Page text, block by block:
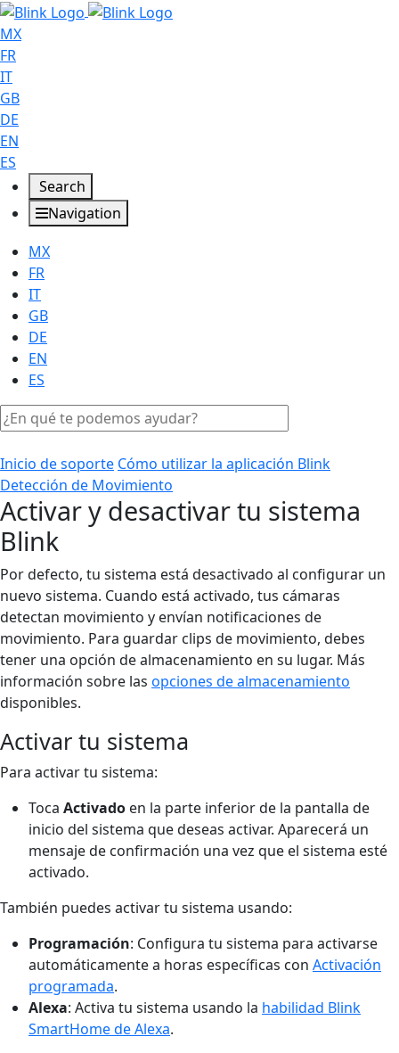
MX
FR
IT
GB
DE
EN
ES
Search
Navigation
MX
FR
IT
GB
DE
EN
ES
Inicio de soporte Cómo utilizar la aplicación Blink
Detección de Movimiento
Activar y desactivar tu sistema
Blink
Por defecto, tu sistema está desactivado al configurar un
nuevo sistema. Cuando está activado, tus cámaras
detectan movimiento y envían notificaciones de
movimiento. Para guardar clips de movimiento, debes
tener una opción de almacenamiento en su lugar. Más
información sobre las opciones de almacenamiento
disponibles.
Activar tu sistema
Para activar tu sistema:
Toca Activado en la parte inferior de la pantalla de
inicio del sistema que deseas activar. Aparecerá un
mensaje de confirmación una vez que el sistema esté
activado.
También puedes activar tu sistema usando:
Programación: Configura tu sistema para activarse
automáticamente a horas específicas con Activación
programada.
Alexa: Activa tu sistema usando la habilidad Blink
SmartHome de Alexa.